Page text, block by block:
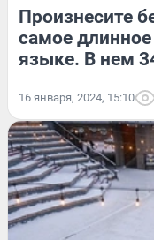
Произнесите
самое
языке. В нем
16 января, 2024, 15:10